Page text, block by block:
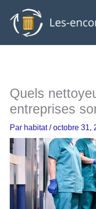
contenu
Quels
entreprises
Par habitat/octobre 31,